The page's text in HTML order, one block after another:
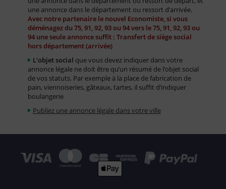
une annonce dans le département ou ressort d’arrivée.
Avec notre partenaire le nouvel Economiste, si vous
déménagez du 75, 91, 92, 93 ou 94 vers le 75, 91, 92, 93 ou
94 une seule annonce suffit : Transfert de siège social
hors département (arrivée)
L’objet social que vous devez indiquer dans votre
annonce légale ne doit être qu’un résumé de l’objet social
de vos statuts. Par exemple à la place de fabrication de
pain, viennoiseries, gâteaux, tartes, il suffit d’indiquer
boulangerie
Publiez une annonce légale dans votre ville